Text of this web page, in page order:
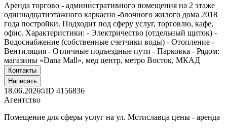
Аренда торгово - административного помещения на 2 этаже
одиннадцатиэтажного каркасно -блочного жилого дома 2018
года постройки. Подходит под сферу услуг, торговлю, кафе,
офис. Характеристики: - Электричество (отдельный щиток) -
Водоснабжение (собственные счетчики воды) - Отопление -
Вентиляция - Отличные подъездные пути - Парковка - Рядом:
магазины «Dana Mall», мед центр, метро Восток, МКАД
Контакты
Написать
18.06.2026 ID 4156836
Агентство
Помещение для сферы услуг на ул. Мстиславца цены - аренда